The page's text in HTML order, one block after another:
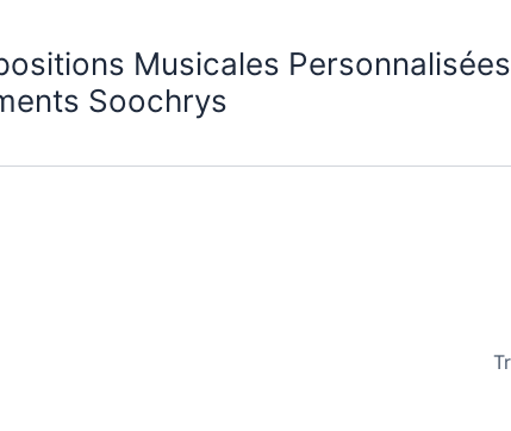
Musicales Personnalisées
Soochrys